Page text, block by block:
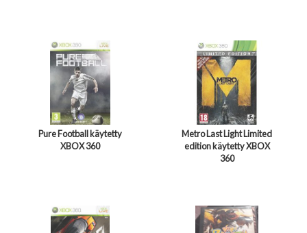
Pure Football käytetty
XBOX 360
Metro Last Light Limited
edition käytetty XBOX
360